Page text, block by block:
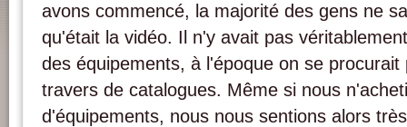
avons commencé, la majorité des gens ne
qu'était la vidéo. Il n'y avait pas
des équipements, à l'époque on se
travers de catalogues. Même si nous
d'équipements, nous nous sentions alors